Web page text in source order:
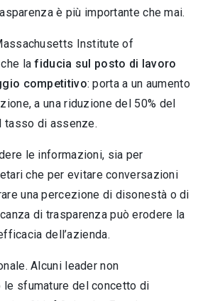
è più importante che mai.
Institute of
che lafiducia sul po­sto di lavoro
competi­tivo: porta a un aumento
a una riduzione del 50% del
tasso di assenze.
le informazioni, sia per
che per evitare conversazioni
una percezione di disonestà o di
di trasparenza può erodere la
dell’azienda.
Alcuni leader non
le sfumature del concetto di